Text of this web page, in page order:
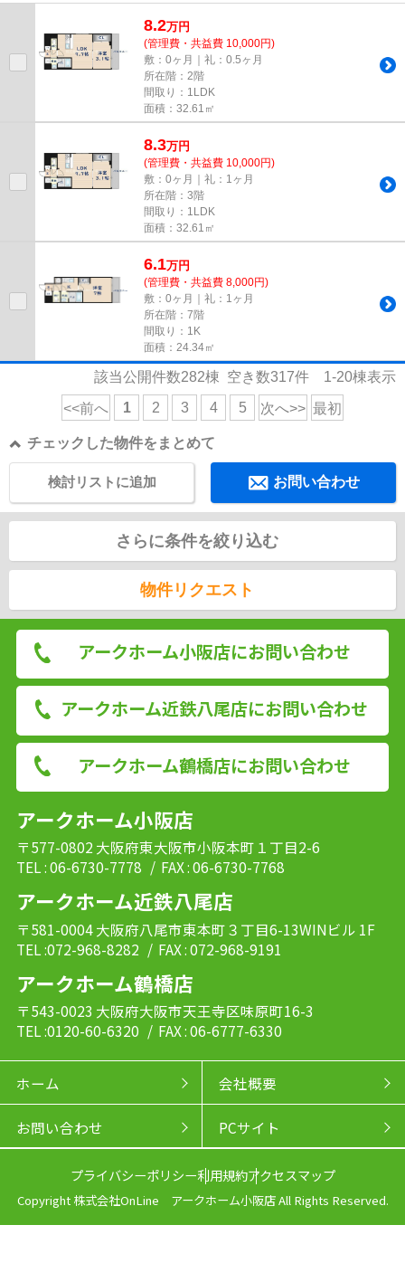
トですね。風通しが良好な物件...
8.2万円
(管理費・共益費 10,000円)
敷：0ヶ月｜礼：0.5ヶ月
所在階：2階
間取り：1LDK
面積：32.61㎡
8.3万円
(管理費・共益費 10,000円)
敷：0ヶ月｜礼：1ヶ月
所在階：3階
間取り：1LDK
面積：32.61㎡
6.1万円
(管理費・共益費 8,000円)
敷：0ヶ月｜礼：1ヶ月
所在階：7階
間取り：1K
面積：24.34㎡
該当公開件数282棟 空き数317件 1-20棟表示
<<前へ 1 2 3 4 5 次へ>> 最初
チェックした物件をまとめて
お問い合わせ
検討リストに追加
さらに条件を絞り込む
物件リクエスト
アークホーム小阪店にお問い合わせ
アークホーム近鉄八尾店にお問い合わせ
アークホーム鶴橋店にお問い合わせ
アークホーム小阪店
〒577-0802 大阪府東大阪市小阪本町１丁目2-6
TEL : 06-6730-7778 / FAX : 06-6730-7768
アークホーム近鉄八尾店
〒581-0004 大阪府八尾市東本町３丁目6-13WINビル 1F
TEL :072-968-8282 / FAX : 072-968-9191
アークホーム鶴橋店
〒543-0023 大阪府大阪市天王寺区味原町16-3
TEL :0120-60-6320 / FAX : 06-6777-6330
ホーム 会社概要
お問い合わせ PCサイト
プライバシーポリシー利用規約アクセスマップ
Copyright 株式会社OnLine アークホーム小阪店 All Rights Reserved.